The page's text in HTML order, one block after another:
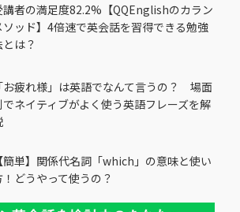
講者の満足度82.2%【QQEnglishのカラン
ソッド】4倍速で英会話を習得できる勉強
は？
「お疲れ様」は英語でなんて言うの？ 場面
でネイティブがよく使う英語フレーズを解
【簡単】関係代名詞「which」の意味と使い
！どうやって使うの？